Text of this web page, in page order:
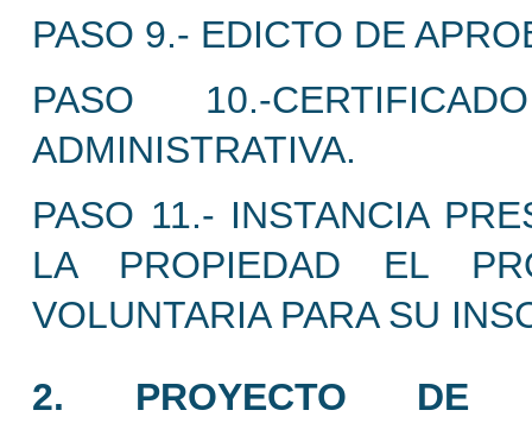
PASO 9.- EDICTO DE
PASO 10.-
ADMINISTRATIVA.
PASO 11.- INSTANCIA
LA PROPIEDAD EL
VOLUNTARIA PARA SU
2. PROYECTO DE